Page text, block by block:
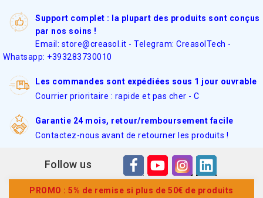
Support complet : la plupart des produits sont conçus
par nos soins !
Email: store@creasol.it - Telegram: CreasolTech -
Whatsapp: +393283730010
Les commandes sont expédiées sous 1 jour ouvrable
Courrier prioritaire : rapide et pas cher - C
Garantie 24 mois, retour/remboursement facile
Contactez-nous avant de retourner les produits !
Follow us
PROMO : 5% de remise si plus de 50€ de produits